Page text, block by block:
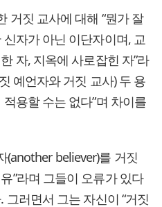
거짓 교사에 대해 “뭔가 잘
자가 아닌 이단자이며, 교
자, 지옥에 사로잡힌 자”라
예언자와 거짓 교사) 두 용
용할 수는 없다”며 차이를
(another believer)를 거짓
”라며 그들이 오류가 있다
러면서 그는 자신이 “거짓